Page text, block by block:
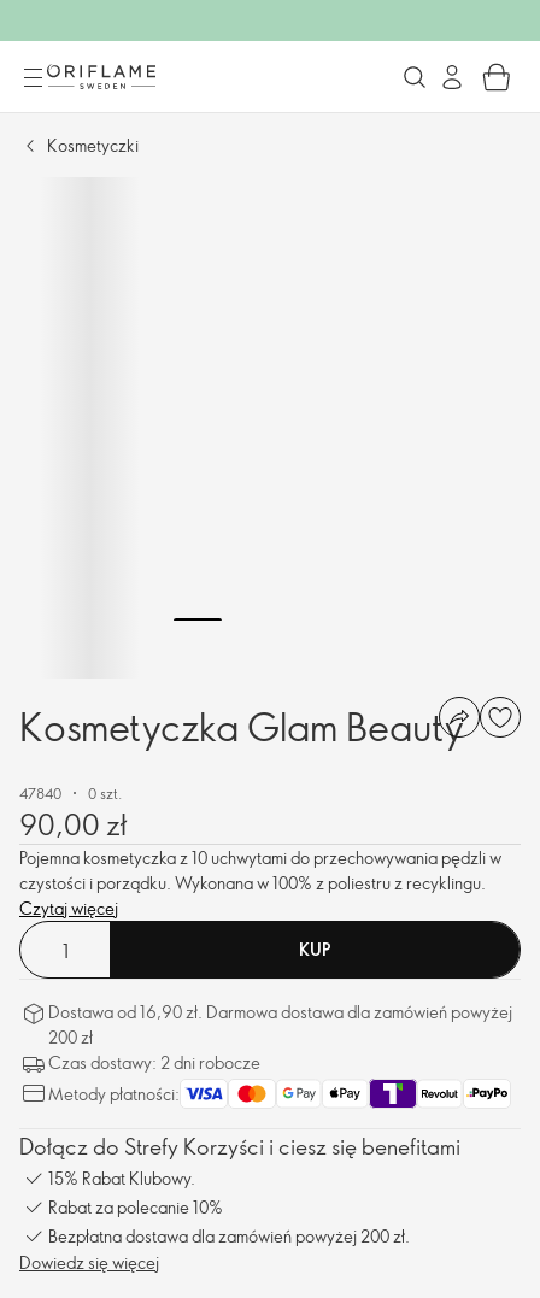
Kosmetyczki​
Kosmetyczka Glam Beauty
47840 0 szt.
90,00 zł
Pojemna kosmetyczka z 10 uchwytami do przechowywania pędzli w
czystości i porządku. Wykonana w 100% z poliestru z recyklingu.
Czytaj więcej
KUP
Dostawa od 16,90 zł. Darmowa dostawa dla zamówień powyżej
200 zł
Czas dostawy: 2 dni robocze
Metody płatności:
Dołącz do Strefy Korzyści i ciesz się benefitami
15% Rabat Klubowy.
Rabat za polecanie 10%
Bezpłatna dostawa dla zamówień powyżej 200 zł.
Dowiedz się więcej